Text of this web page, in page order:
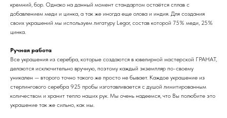
кремний, бор. Однако на данный момент стандартом остаётся сплав с
добавлением меди и цинка, а так же иногда еще олова и индия. Для создания
своих украшений мы используем лигатуру Legor, состав которой 75% меди, 25%
цинка.
Ручная работа
Все украшения из серебра, которые создаются в ювелирной мастерской ГРАНАТ,
делаются исключительно вручную, поэтому каждый экземпляр по-своему
уникален — второго точно такого же просто не бывает. Каждое украшение из
стерлингового серебра 925 пробы изготавливается с душой лимитированным
количеством и хранит тепло наших рук. Мы очень надеемся, что Вы полюбите это
украшение так же сильно, как мы.